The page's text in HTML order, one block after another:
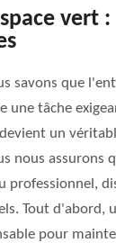
vert :
savons que
une tâche
un
nous assurons
professionnel,
Tout d'abord,
pour